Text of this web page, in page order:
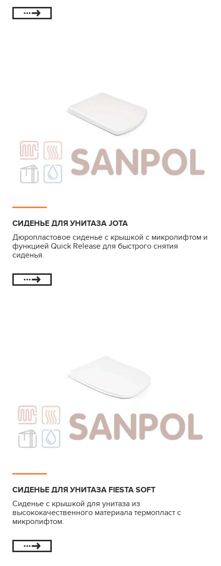
СИДЕНЬЕ ДЛЯ УНИТАЗА JOTA
Дюропластовое сиденье с крышкой с микролифтом и
функцией Quick Release для быстрого снятия
сиденья.
СИДЕНЬЕ ДЛЯ УНИТАЗА FIESTA SOFT
Сиденье с крышкой для унитаза из
высококачественного материала термопласт с
микролифтом.